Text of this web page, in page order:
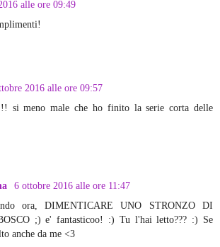
alle ore 09:49
2016 alle ore 09:57
si meno male che ho finito la serie corta delle
6 ottobre 2016 alle ore 11:47
ora, DIMENTICARE UNO STRONZO DI
;) e' fantasticoo! :) Tu l'hai letto??? :) Se
anche da me <3